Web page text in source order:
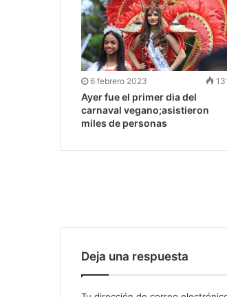
6 febrero 2023
Ayer fue el primer dia del
carnaval vegano;asistieron
miles de personas
Deja una respuesta